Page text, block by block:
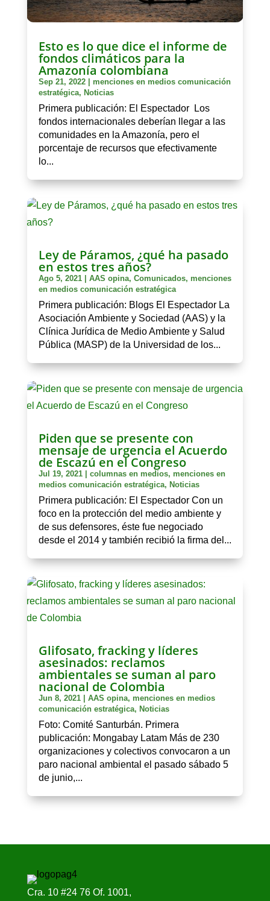
Esto es lo que dice el informe de
fondos climáticos para la
Amazonía colombiana
Sep 21, 2022| menciones en medios comunicación
estratégica, Noticias
Primera publicación: El Espectador Los
fondos internacionales deberían llegar a las
comunidades en la Amazonía, pero el
porcentaje de recursos que efectivamente
lo...
Ley de Páramos, ¿qué ha pasado
en estos tres años?
Ago 5, 2021| AAS opina, Comunicados, menciones
en medios comunicación estratégica
Primera publicación: Blogs El Espectador La
Asociación Ambiente y Sociedad (AAS) y la
Clínica Jurídica de Medio Ambiente y Salud
Pública (MASP) de la Universidad de los...
Piden que se presente con
mensaje de urgencia el Acuerdo
de Escazú en el Congreso
Jul 19, 2021| columnas en medios, menciones en
medios comunicación estratégica, Noticias
Primera publicación: El Espectador Con un
foco en la protección del medio ambiente y
de sus defensores, éste fue negociado
desde el 2014 y también recibió la firma del...
Glifosato, fracking y líderes
asesinados: reclamos
ambientales se suman al paro
nacional de Colombia
Jun 8, 2021| AAS opina, menciones en medios
comunicación estratégica, Noticias
Foto: Comité Santurbán. Primera
publicación: Mongabay Latam Más de 230
organizaciones y colectivos convocaron a un
paro nacional ambiental el pasado sábado 5
de junio,...
Cra. 10 #24 76 Of. 1001,